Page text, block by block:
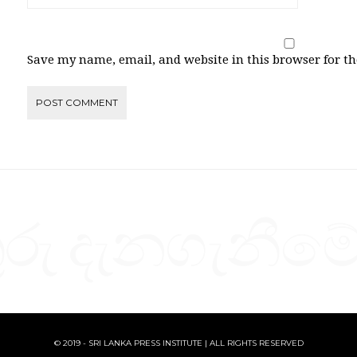
Save my name, email, and website in this browser for
© 2019 - SRI LANKA PRESS INSTITUTE | ALL RIGHTS RESERVED